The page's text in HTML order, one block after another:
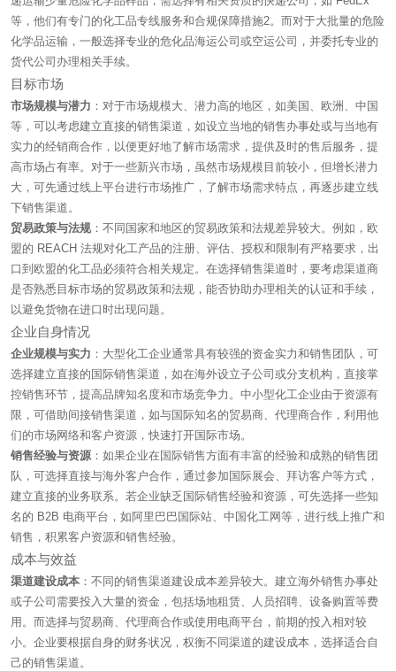
等，他们有专门的化工品专线服务和合规保障措施2。而对于大批量的危险
化学品运输，一般选择专业的危化品海运公司或空运公司，并委托专业的
货代公司办理相关手续。
目标市场
市场规模与潜力 ：对于市场规模大、潜力高的地区，如美国、欧洲、中国
等，可以考虑建立直接的销售渠道，如设立当地的销售办事处或与当地有
实力的经销商合作，以便更好地了解市场需求，提供及时的售后服务，提
高市场占有率。对于一些新兴市场，虽然市场规模目前较小，但增长潜力
大，可先通过线上平台进行市场推广，了解市场需求特点，再逐步建立线
下销售渠道。
贸易政策与法规：不同国家和地区的贸易政策和法规差异较大。例如，欧
盟的 REACH 法规对化工产品的注册、评估、授权和限制有严格要求，出
口到欧盟的化工品必须符合相关规定。在选择销售渠道时，要考虑渠道商
是否熟悉目标市场的贸易政策和法规，能否协助办理相关的认证和手续，
以避免货物在进口时出现问题。
企业自身情况
企业规模与实力 ：大型化工企业通常具有较强的资金实力和销售团队，可
选择建立直接的国际销售渠道，如在海外设立子公司或分支机构，直接掌
控销售环节，提高品牌知名度和市场竞争力。中小型化工企业由于资源有
限，可借助间接销售渠道，如与国际知名的贸易商、代理商合作，利用他
们的市场网络和客户资源，快速打开国际市场。
销售经验与资源：如果企业在国际销售方面有丰富的经验和成熟的销售团
队，可选择直接与海外客户合作，通过参加国际展会、拜访客户等方式，
建立直接的业务联系。若企业缺乏国际销售经验和资源，可先选择一些知
名的 B2B 电商平台，如阿里巴巴国际站、中国化工网等，进行线上推广和
销售，积累客户资源和销售经验。
成本与效益
渠道建设成本 ：不同的销售渠道建设成本差异较大。建立海外销售办事处
或子公司需要投入大量的资金，包括场地租赁、人员招聘、设备购置等费
用。而选择与贸易商、代理商合作或使用电商平台，前期的投入相对较
小。企业要根据自身的财务状况，权衡不同渠道的建设成本，选择适合自
己的销售渠道。